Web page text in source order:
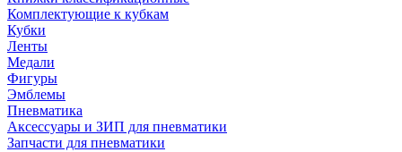
Комплектующие к кубкам
Кубки
Ленты
Медали
Фигуры
Эмблемы
Пневматика
Аксессуары и ЗИП для пневматики
Запчасти для пневматики